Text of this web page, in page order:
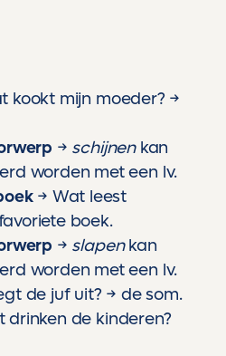
kookt mijn moeder? →
→ schijnenkan
worden met een lv.
→ Wat leest
boek.
→ slapenkan
worden met een lv.
de juf uit? → de som.
de kinderen?